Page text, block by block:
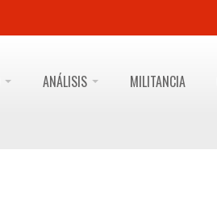
ANÁLISIS MILITANCIA